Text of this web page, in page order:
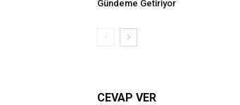
Gündeme Getiriyor
CEVAP VER